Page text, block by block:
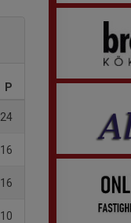
P
24
16
16
10